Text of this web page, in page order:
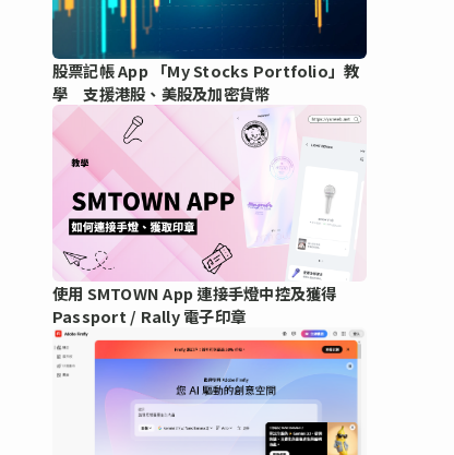
股票記帳 App 「My Stocks Portfolio」教
學 支援港股、美股及加密貨幣
使用 SMTOWN App 連接手燈中控及獲得
Passport / Rally 電子印章